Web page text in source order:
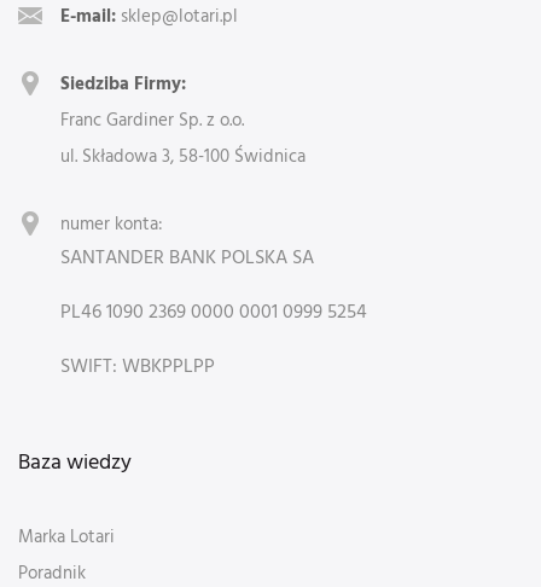
E-mail: sklep@lotari.pl
Siedziba Firmy:
Franc Gardiner Sp. z o.o.
ul. Składowa 3, 58-100 Świdnica
numer konta:
SANTANDER BANK POLSKA SA
PL46 1090 2369 0000 0001 0999 5254
SWIFT: WBKPPLPP
Baza wiedzy
Marka Lotari
Poradnik